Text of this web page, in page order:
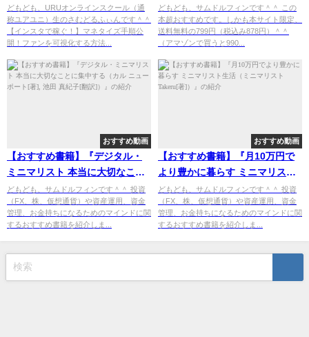
ンを可視化する方法」【おすす
め動画】
どもども、URUオンラインスクール（通
称ユアユニ）生のさむどるふぃんです＾＾
【インスタで稼ぐ！】マネタイズ手順公
開！ファンを可視化する方法...
方（石田信一[著]）
どもども、サムドルフィンです＾＾ この
本超おすすめです。しかも本サイト限定、
送料無料の799円（税込み878円）＾＾
（アマゾンで買うと990...
おすすめ動画
【おすすめ書籍】『デジタル・
ミニマリスト 本当に大切なこと
に集中する（カル ニューポート
[著], 池田 真紀子[翻訳]）』の紹
介
どもども、サムドルフィンです＾＾ 投資
（FX、株、仮想通貨）や資産運用、資金
管理、お金持ちになるためのマインドに関
するおすすめ書籍を紹介しま...
おすすめ動画
【おすすめ書籍】『月10万円で
より豊かに暮らす ミニマリスト
生活（ミニマリスト
Takeru[著]）』の紹介
どもども、サムドルフィンです＾＾ 投資
（FX、株、仮想通貨）や資産運用、資金
管理、お金持ちになるためのマインドに関
するおすすめ書籍を紹介しま...